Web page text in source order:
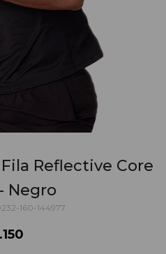
Reflective Core
Negro
160-144977